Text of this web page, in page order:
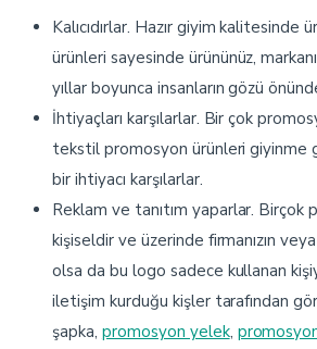
Kalıcıdırlar. Hazır giyim
ürünleri sayesinde ürününüz,
yıllar boyunca insanların gözü
İhtiyaçları karşılarlar. Bir çok
tekstil promosyon ürünleri giyinme
bir ihtiyacı karşılarlar.
Reklam ve tanıtım yaparlar. Birçok
kişiseldir ve üzerinde firmanızın
olsa da bu logo sadece kullanan
iletişim kurduğu kişler tarafından
şapka, promosyon yelek,